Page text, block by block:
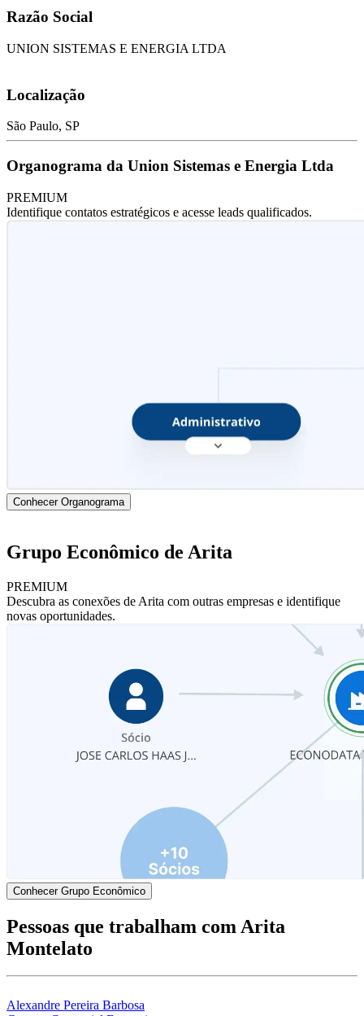
Razão Social
UNION SISTEMAS E ENERGIA LTDA
Localização
São Paulo, SP
Organograma da Union Sistemas e Energia Ltda
PREMIUM
Identifique contatos estratégicos e acesse leads qualificados.
Conhecer Organograma
Grupo Econômico de Arita
PREMIUM
Descubra as conexões de Arita com outras empresas e identifique
novas oportunidades.
Conhecer Grupo Econômico
Pessoas que trabalham com Arita
Montelato
Alexandre Pereira Barbosa